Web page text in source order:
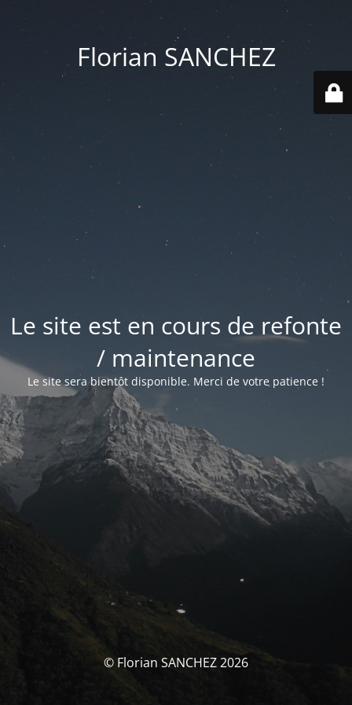
Florian SANCHEZ
Le site est en cours de refonte
/ maintenance
Le site sera bientôt disponible. Merci de votre patience !
© Florian SANCHEZ 2026